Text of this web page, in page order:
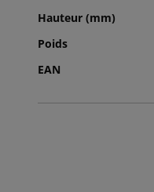
Hauteur (mm)
Poids
EAN